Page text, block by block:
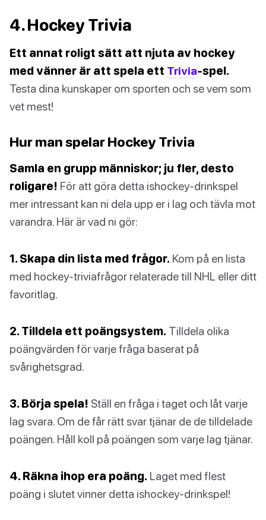
4. Hockey Trivia
Ett annat roligt sätt att njuta av hockey
med vänner är att spela ett Trivia-spel.
Testa dina kunskaper om sporten och se vem som
vet mest!
Hur man spelar Hockey Trivia
Samla en grupp människor; ju fler, desto
roligare! För att göra detta ishockey-drinkspel
mer intressant kan ni dela upp er i lag och tävla mot
varandra. Här är vad ni gör:
1. Skapa din lista med frågor. Kom på en lista
med hockey-triviafrågor relaterade till NHL eller ditt
favoritlag.
2. Tilldela ett poängsystem. Tilldela olika
poängvärden för varje fråga baserat på
svårighetsgrad.
3. Börja spela! Ställ en fråga i taget och låt varje
lag svara. Om de får rätt svar tjänar de de tilldelade
poängen. Håll koll på poängen som varje lag tjänar.
4. Räkna ihop era poäng. Laget med flest
poäng i slutet vinner detta ishockey-drinkspel!